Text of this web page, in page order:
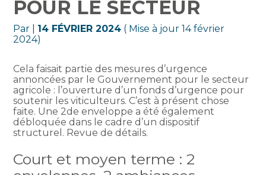
POUR LE SECTEUR
Par 14 FÉVRIER 2024 ( Mise à jour 14 février
2024)
Cela faisait partie des mesures d’urgence
annoncées par le Gouvernement pour le secteur
agricole : l’ouverture d’un fonds d’urgence pour
soutenir les viticulteurs. C’est à présent chose
faite. Une 2de enveloppe a été également
débloquée dans le cadre d’un dispositif
structurel. Revue de détails.
Court et moyen terme : 2